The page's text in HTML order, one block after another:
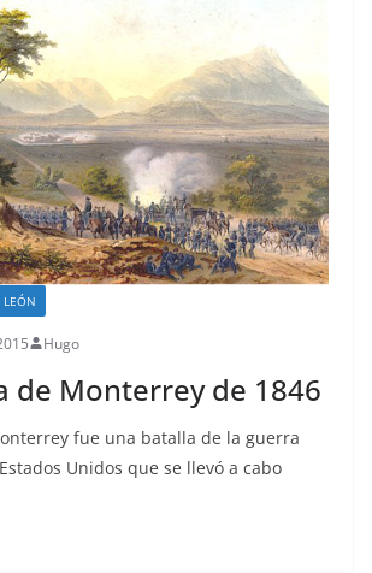
LEÓN
Hugo
de Monterrey de 1846
fue una batalla de la guerra
Unidos que se llevó a cabo